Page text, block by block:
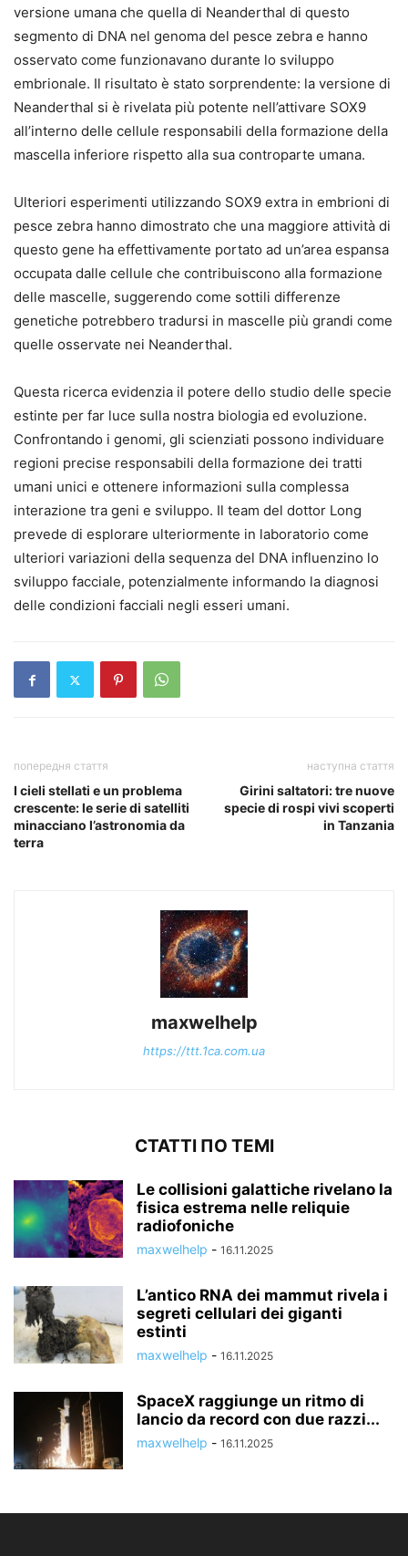
versione umana che quella di Neanderthal di questo
segmento di DNA nel genoma del pesce zebra e hanno
osservato come funzionavano durante lo sviluppo
embrionale. Il risultato è stato sorprendente: la versione di
Neanderthal si è rivelata più potente nell’attivare SOX9
all’interno delle cellule responsabili della formazione della
mascella inferiore rispetto alla sua controparte umana.
Ulteriori esperimenti utilizzando SOX9 extra in embrioni di
pesce zebra hanno dimostrato che una maggiore attività di
questo gene ha effettivamente portato ad un’area espansa
occupata dalle cellule che contribuiscono alla formazione
delle mascelle, suggerendo come sottili differenze
genetiche potrebbero tradursi in mascelle più grandi come
quelle osservate nei Neanderthal.
Questa ricerca evidenzia il potere dello studio delle specie
estinte per far luce sulla nostra biologia ed evoluzione.
Confrontando i genomi, gli scienziati possono individuare
regioni precise responsabili della formazione dei tratti
umani unici e ottenere informazioni sulla complessa
interazione tra geni e sviluppo. Il team del dottor Long
prevede di esplorare ulteriormente in laboratorio come
ulteriori variazioni della sequenza del DNA influenzino lo
sviluppo facciale, potenzialmente informando la diagnosi
delle condizioni facciali negli esseri umani.
попередня стаття
I cieli stellati e un problema
crescente: le serie di satelliti
minacciano l’astronomia da
terra
наступна стаття
Girini saltatori: tre nuove
specie di rospi vivi scoperti
in Tanzania
maxwelhelp
https://ttt.1ca.com.ua
СТАТТІ ПО ТЕМІ
Le collisioni galattiche rivelano la
fisica estrema nelle reliquie
radiofoniche
maxwelhelp - 16.11.2025
L’antico RNA dei mammut rivela i
segreti cellulari dei giganti
estinti
maxwelhelp - 16.11.2025
SpaceX raggiunge un ritmo di
lancio da record con due razzi...
maxwelhelp - 16.11.2025